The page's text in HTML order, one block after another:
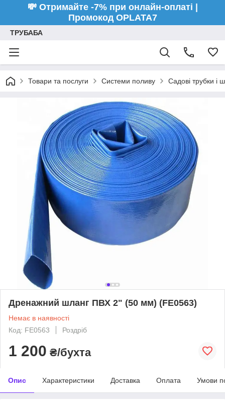
💸 Отримайте -7% при онлайн-оплаті |
Промокод OPLATA7
ТРУБАБА
Товари та послуги Системи поливу Садові трубки і
Дренажний шланг ПВХ 2" (50 мм) (FE0563)
Немає в наявності
Код: FE0563
Роздріб
1 200 ₴/бухта
Опис Характеристики Доставка Оплата Умови